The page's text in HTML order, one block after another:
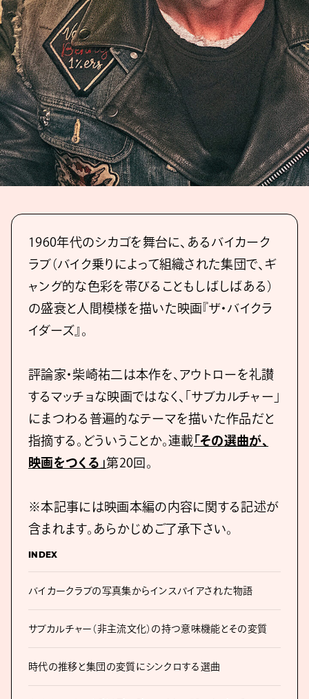
1960年代のシカゴを舞台に、あるバイカーク
ラブ（バイク乗りによって組織された集団で、ギ
ャング的な色彩を帯びることもしばしばある）
の盛衰と人間模様を描いた映画『ザ・バイクラ
イダーズ』。
評論家・柴崎祐二は本作を、アウトローを礼讃
するマッチョな映画ではなく、「サブカルチャー」
にまつわる普遍的なテーマを描いた作品だと
指摘する。どういうことか。連載「その選曲が、
映画をつくる」第20回。
※本記事には映画本編の内容に関する記述が
含まれます。あらかじめご了承下さい。
INDEX
バイカークラブの写真集からインスパイアされた物語
サブカルチャー（非主流文化）の持つ意味機能とその変質
時代の推移と集団の変質にシンクロする選曲